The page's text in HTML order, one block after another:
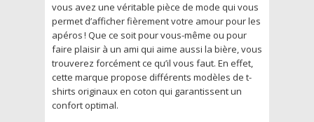
vous avez une véritable pièce de mode qui vous
permet d’afficher fièrement votre amour pour les
apéros ! Que ce soit pour vous-même ou pour
faire plaisir à un ami qui aime aussi la bière, vous
trouverez forcément ce qu’il vous faut. En effet,
cette marque propose différents modèles de t-
shirts originaux en coton qui garantissent un
confort optimal.